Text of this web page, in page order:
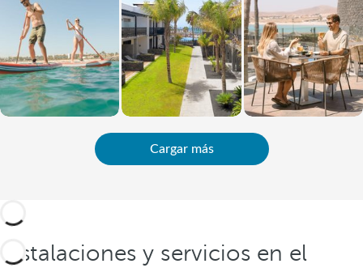
Cargar más
Instalaciones y servicios en el